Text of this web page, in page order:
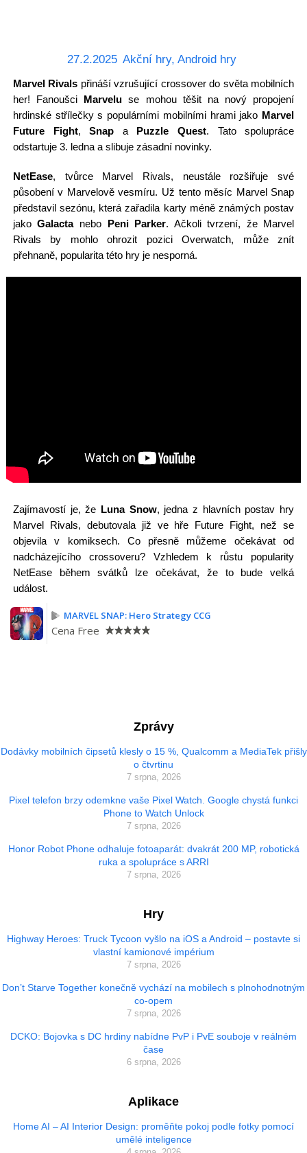
27.2.2025 Akční hry, Android hry
Marvel Rivals přináší vzrušující crossover do světa mobilních
her! Fanoušci Marvelu se mohou těšit na nový propojení
hrdinské střílečky s populárními mobilními hrami jako Marvel
Future Fight,Snap a Puzzle Quest. Tato spolupráce
odstartuje 3. ledna a slibuje zásadní novinky.
NetEase, tvůrce Marvel Rivals, neustále rozšiřuje své
působení v Marvelově vesmíru. Už tento měsíc Marvel Snap
představil sezónu, která zařadila karty méně známých postav
jakoGalactanebo Peni Parker. Ačkoli tvrzení, že Marvel
Rivals by mohlo ohrozit pozici Overwatch, může znít
přehnaně, popularita této hry je nesporná.
Zajímavostí je, že Luna Snow, jedna z hlavních postav hry
Marvel Rivals, debutovala již ve hře Future Fight, než se
objevila v komiksech. Co přesně můžeme očekávat od
nadcházejícího crossoveru? Vzhledem k růstu popularity
NetEase během svátků lze očekávat, že to bude velká
událost.
MARVEL SNAP: Hero Strategy CCG
Cena Free
Zprávy
Dodávky mobilních čipsetů klesly o 15 %, Qualcomm a MediaTek přišly
o čtvrtinu
7 srpna, 2026
Pixel telefon brzy odemkne vaše Pixel Watch. Google chystá funkci
Phone to Watch Unlock
7 srpna, 2026
Honor Robot Phone odhaluje fotoaparát: dvakrát 200 MP, robotická
ruka a spolupráce s ARRI
7 srpna, 2026
Hry
Highway Heroes: Truck Tycoon vyšlo na iOS a Android – postavte si
vlastní kamionové impérium
7 srpna, 2026
Don’t Starve Together konečně vychází na mobilech s plnohodnotným
co-opem
7 srpna, 2026
DCKO: Bojovka s DC hrdiny nabídne PvP i PvE souboje v reálném
čase
6 srpna, 2026
Aplikace
Home AI – AI Interior Design: proměňte pokoj podle fotky pomocí
umělé inteligence